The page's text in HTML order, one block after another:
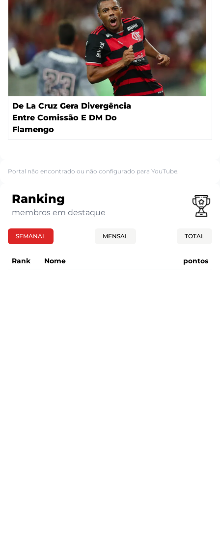
De La Cruz Gera Divergência
Entre Comissão E DM Do
Flamengo
Portal não encontrado ou não configurado para YouTube.
Ranking
membros em destaque
SEMANAL MENSAL TOTAL
Rank Nome pontos